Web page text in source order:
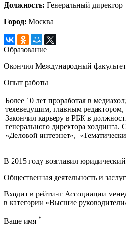
Должность: Генеральный директор
Город: Москва
Образование
Окончил Международный
Опыт работы
Более 10 лет проработал в
телеведущим, главным редактором,
Закончил карьеру в РБК в
генерального директора холдинга.
«Деловой интернет»,
В 2015 году возглавил
Общественная деятельность и
Входит в рейтинг Ассоциации
в категории «Высшие
Ваше имя *